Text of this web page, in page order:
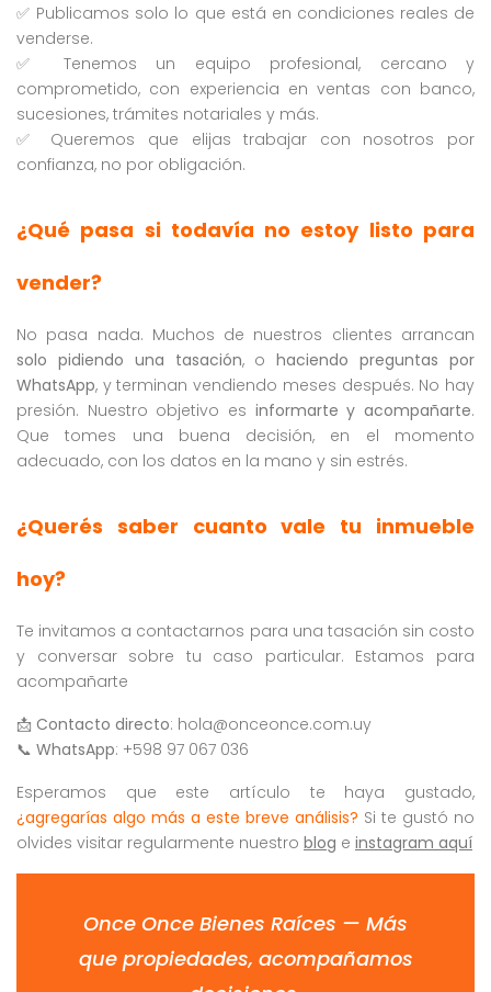
✅ Publicamos solo lo que está en condiciones reales de
venderse.
✅ Tenemos un equipo profesional, cercano y
comprometido, con experiencia en ventas con banco,
sucesiones, trámites notariales y más.
✅ Queremos que elijas trabajar con nosotros por
confianza, no por obligación.
¿Qué pasa si todavía no estoy listo para
vender?
No pasa nada. Muchos de nuestros clientes arrancan
solo pidiendo una tasación, ohaciendo preguntas por
WhatsApp, y terminan vendiendo meses después. No hay
presión. Nuestro objetivo es informarte y acompañarte.
Que tomes una buena decisión, en el momento
adecuado, con los datos en la mano y sin estrés.
¿Querés saber cuanto vale tu inmueble
hoy?
Te invitamos a contactarnos para una tasación sin costo
y conversar sobre tu caso particular. Estamos para
acompañarte
📩 Contacto directo: hola@onceonce.com.uy
📞 WhatsApp: +598 97 067 036
Esperamos que este artículo te haya gustado,
¿agregarías algo más a este breve análisis? Si te gustó no
olvides visitar regularmente nuestro blog e instagram aquí
Once Once Bienes Raíces — Más
que propiedades, acompañamos